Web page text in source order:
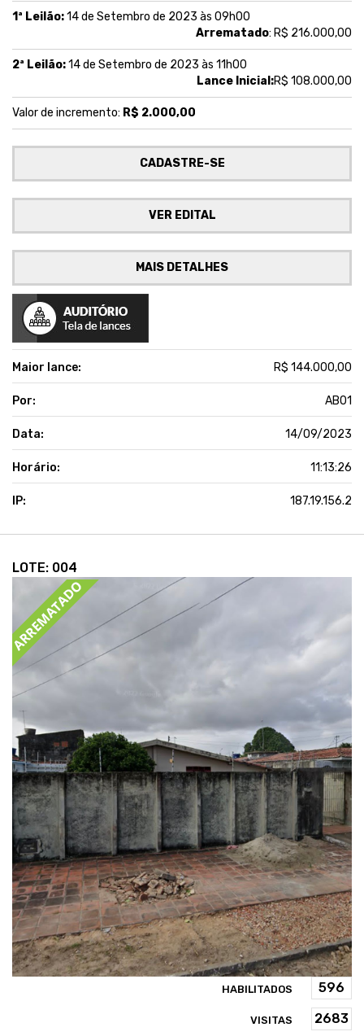
1ª Leilão:14 de Setembro de 2023 às 09h00
Arrematado: R$ 216.000,00
2ª Leilão:14 de Setembro de 2023 às 11h00
Lance Inicial:R$ 108.000,00
Valor de incremento: R$ 2.000,00
CADASTRE-SE
VER EDITAL
MAIS DETALHES
Maior lance: R$ 144.000,00
Por: AB01
Data: 14/09/2023
Horário: 11:13:26
IP: 187.19.156.2
LOTE: 004
HABILITADOS
VISITAS